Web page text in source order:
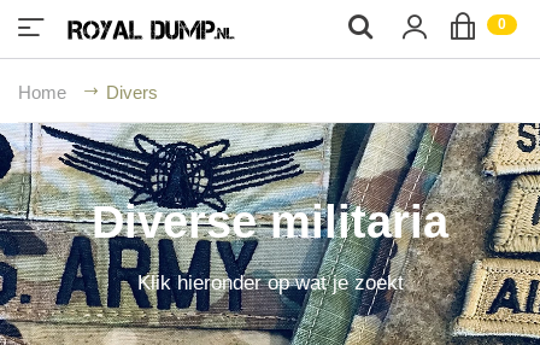
0;
Home Divers
Diverse militaria
Klik hieronder op wat je zoekt